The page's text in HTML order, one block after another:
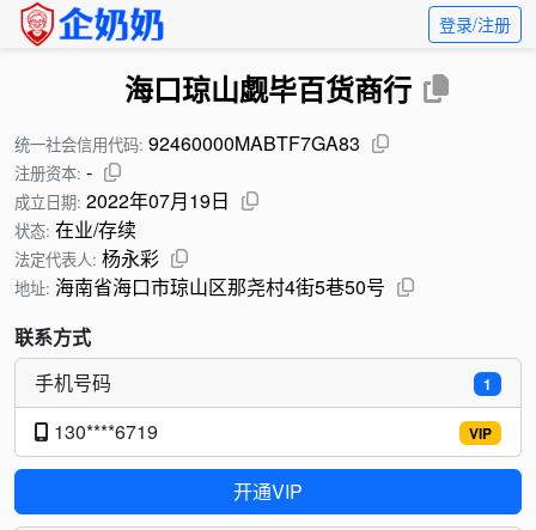
登录/注册
海口琼山觑毕百货商行
统一社会信用代码: 92460000MABTF7GA83
注册资本: -
成立日期: 2022年07月19日
状态: 在业/存续
法定代表人: 杨永彩
地址: 海南省海口市琼山区那尧村4街5巷50号
联系方式
1
手机号码
VIP
130****6719
开通VIP